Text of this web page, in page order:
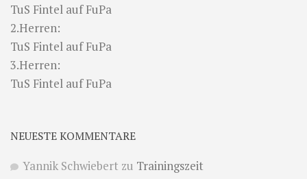
TuS Fintel auf FuPa
2.Herren:
TuS Fintel auf FuPa
3.Herren:
TuS Fintel auf FuPa
NEUESTE KOMMENTARE
Yannik Schwiebert zu Trainingszeit